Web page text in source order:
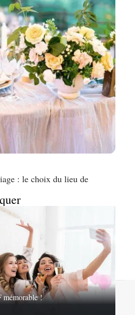
: le choix du lieu de
mémorable !
Proposer un article
Mentions légales
Plan du site